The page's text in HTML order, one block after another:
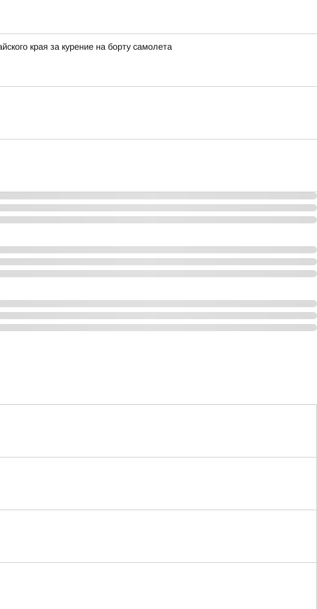
края за курение на борту самолета